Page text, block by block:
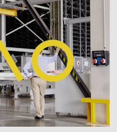
aus der
moodley im Vorfeld
und Story, die
Markt auffallen.
und eine
durch alle Elemente
gelbe Akzente
Die Sprache
Botschaften